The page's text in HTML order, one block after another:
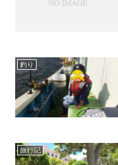
釣り
旅行記